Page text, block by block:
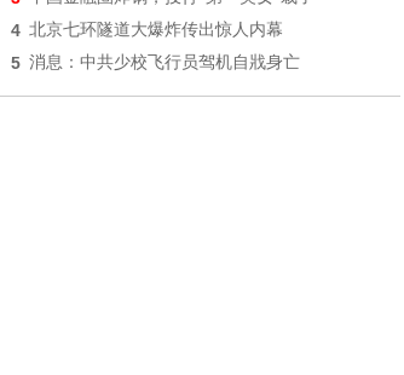
4 北京七环隧道大爆炸传出惊人内幕
5 消息：中共少校飞行员驾机自戕身亡